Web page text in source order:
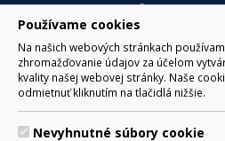
Používame cookies
Na našich webových stránkach
zhromažďovanie údajov za účelom
kvality našej webovej stránky. Naše
odmietnuť kliknutím na tlačidlá nižšie.
Nevyhnutné súbory cookie
Námestie gen. M. R. Štefánika 1
977 01 Brezno
Slovakia (Slovak Republic)